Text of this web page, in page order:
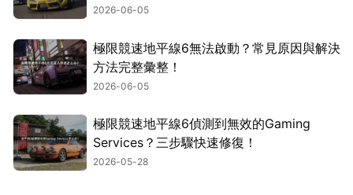
2026-06-05
極限競速地平線6無法啟動？常見原因與解決
方法完整彙整！
2026-06-05
極限競速地平線6偵測到無效的Gaming
Services？三步驟快速修復！
2026-05-28